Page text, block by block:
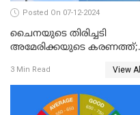
Posted On 07-12-2024
ചൈനയുടെ തിരിച്ചടി
അമേരിക്കയുടെ കരണത്ത്;
3 Min Read View All